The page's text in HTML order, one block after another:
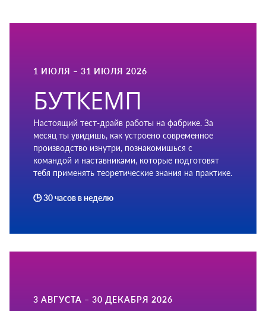
1 ИЮЛЯ – 31 ИЮЛЯ 2026​
БУТКЕМП
Настоящий тест-драйв работы на фабрике. За
месяц ты увидишь, как устроено современное
производство изнутри, познакомишься с
командой и наставниками, которые подготовят
тебя применять теоретические знания на практике.
🕒 30 часов в неделю
3 АВГУСТА – 30 ДЕКАБРЯ 2026​